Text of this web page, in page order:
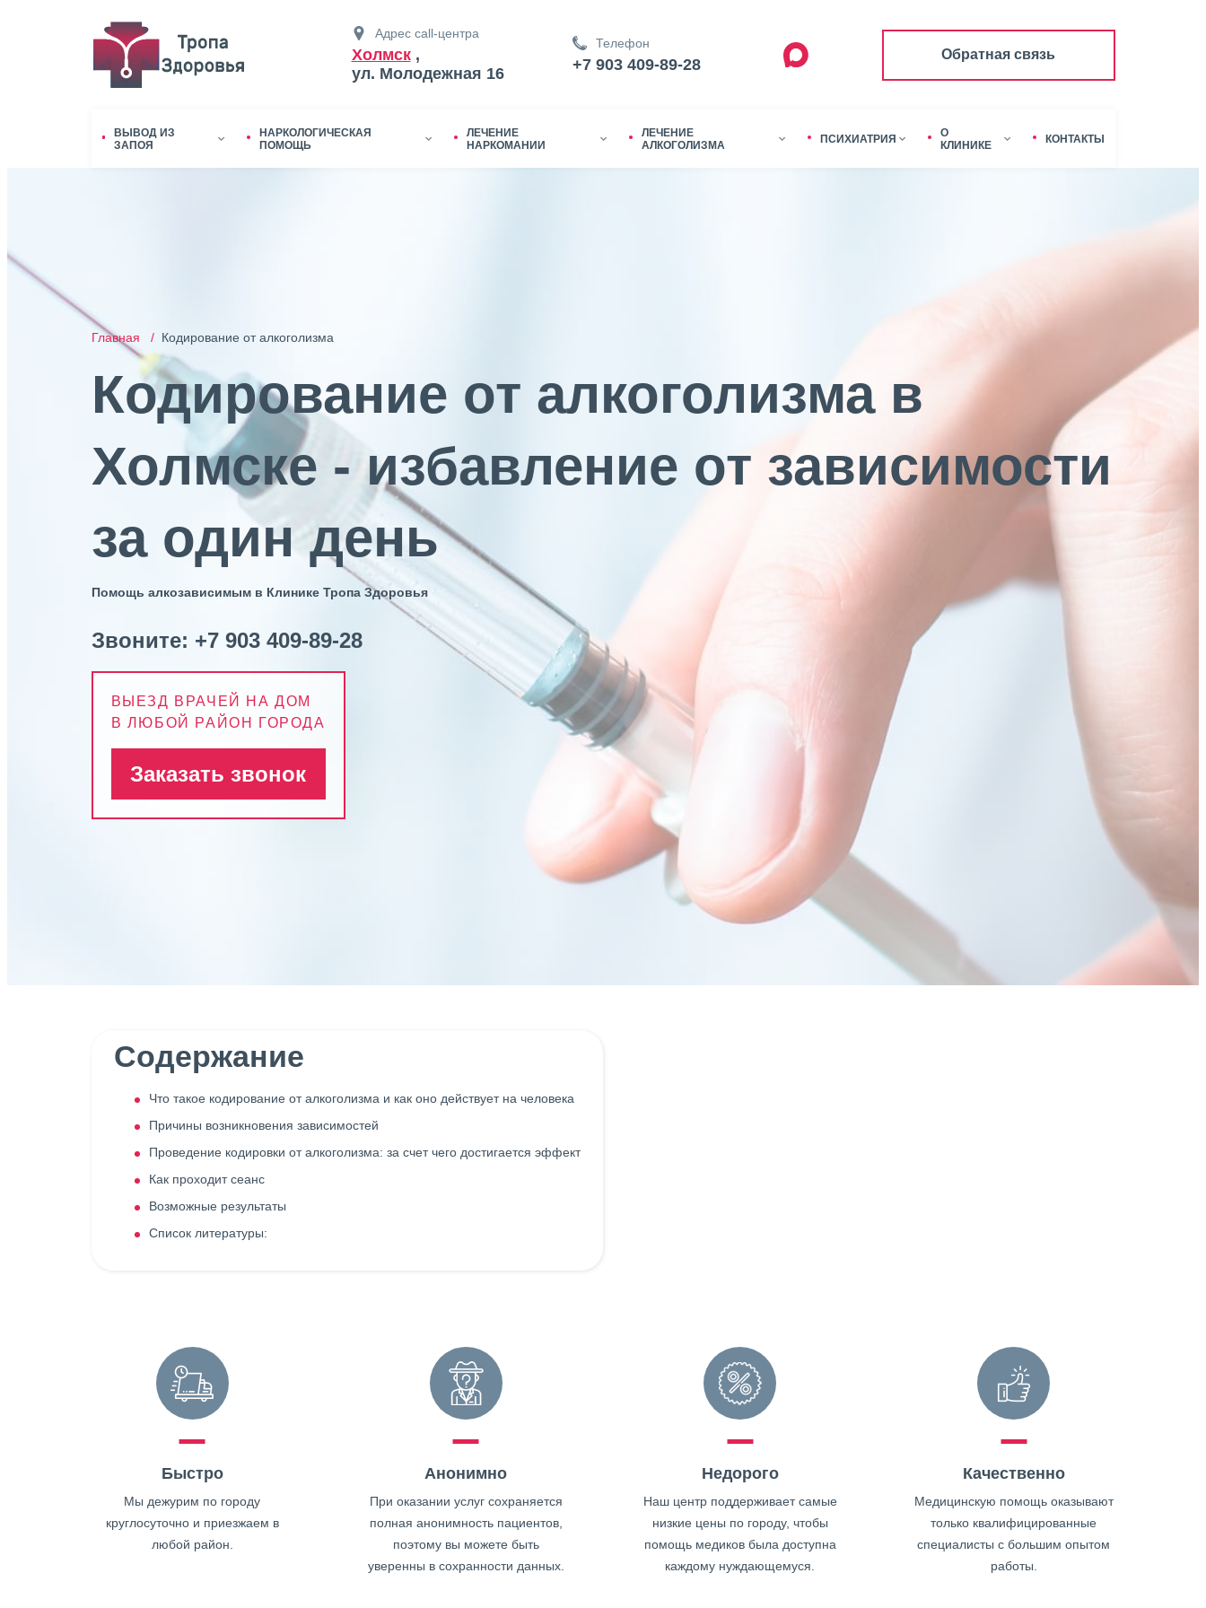
Адрес call-центра
Холмск,
ул. Молодежная 16
Телефон
+7 903 409-89-28
Обратная связь
ВЫВОД ИЗ
ЗАПОЯ
НАРКОЛОГИЧЕСКАЯ
ПОМОЩЬ
ЛЕЧЕНИЕ
НАРКОМАНИИ
ЛЕЧЕНИЕ
АЛКОГОЛИЗМА
ПСИХИАТРИЯ
О
КЛИНИКЕ
КОНТАКТЫ
Главная / Кодирование от алкоголизма
Кодирование от алкоголизма в
Холмске - избавление от зависимости
за один день
Помощь алкозависимым в Клинике Тропа Здоровья
Звоните: +7 903 409-89-28
ВЫЕЗД ВРАЧЕЙ НА ДОМ
В ЛЮБОЙ РАЙОН ГОРОДА
Заказать звонок
Содержание
Что такое кодирование от алкоголизма и как оно действует на человека
Причины возникновения зависимостей
Проведение кодировки от алкоголизма: за счет чего достигается эффект
Как проходит сеанс
Возможные результаты
Список литературы:
Быстро
Мы дежурим по городу
круглосуточно и приезжаем в
любой район.
Анонимно
При оказании услуг сохраняется
полная анонимность пациентов,
поэтому вы можете быть
уверенны в сохранности данных.
Недорого
Наш центр поддерживает самые
низкие цены по городу, чтобы
помощь медиков была доступна
каждому нуждающемуся.
Качественно
Медицинскую помощь оказывают
только квалифицированные
специалисты с большим опытом
работы.